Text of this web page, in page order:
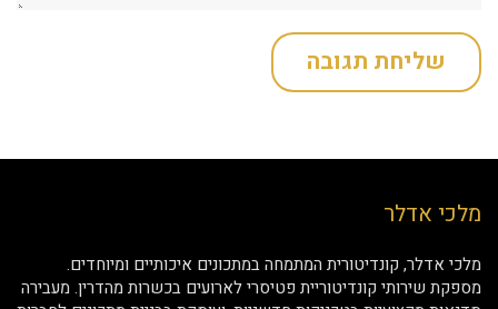
מלכי אדלר
מלכי אדלר, קונדיטורית המתמחה במתכונים איכותיים ומיוחדים.
מספקת שירותי קונדיטוריית פטיסרי לארועים בכשרות מהדרין. מעבירה